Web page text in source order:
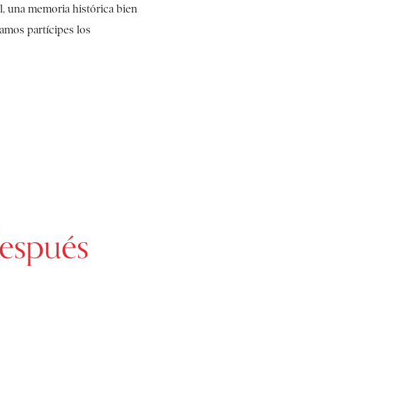
una memoria histórica bien
partícipes los